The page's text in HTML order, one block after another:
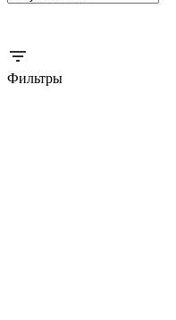
Фильтры